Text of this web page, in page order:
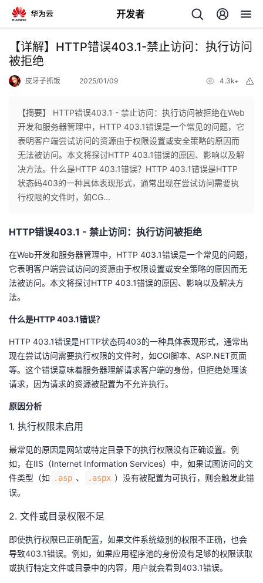
开发者
返
回
个
人
主
页
我
的
开
发
者
的
博
我
的
坛
我
圈
子
的
直
播
我
的
活
动
我
的
关
注
我
的
开
发
我
的
Programs
我
的
【详解】HTTP错误403.1-禁止访问：执行访问
被拒绝
皮牙子抓饭 2025/01/09 4.3k+
【摘要】 HTTP错误403.1 - 禁止访问：执行访问被拒绝在Web
开发和服务器管理中，HTTP 403.1错误是一个常见的问题，它
表明客户端尝试访问的资源由于权限设置或安全策略的原因而
无法被访问。本文将探讨HTTP 403.1错误的原因、影响以及解
决方法。什么是HTTP 403.1错误？HTTP 403.1错误是HTTP
状态码403的一种具体表现形式，通常出现在尝试访问需要执
行权限的文件时，如CG...
HTTP错误403.1 - 禁止访问：执行访问被拒绝
在Web开发和服务器管理中，HTTP 403.1错误是一个常见的问题，
它表明客户端尝试访问的资源由于权限设置或安全策略的原因而无
法被访问。本文将探讨HTTP 403.1错误的原因、影响以及解决方
法。
什么是HTTP 403.1错误？
HTTP 403.1错误是HTTP状态码403的一种具体表现形式，通常出
现在尝试访问需要执行权限的文件时，如CGI脚本、ASP.NET页面
等。这个错误意味着服务器理解请求客户端的身份，但拒绝处理该
请求，因为请求的资源被配置为不允许执行。
原因分析
1. 执行权限未启用
最常见的原因是网站或特定目录下的执行权限没有正确设置。例
如，在IIS（Internet Information Services）中，如果试图访问的文
件类型（如​
​.asp​ ​、​ ​.aspx​ ​）没有被配置为可执行，则会触发此错
误。
2. 文件或目录权限不足
即使执行权限已正确配置，如果文件系统级别的权限不正确，也会
导致403.1错误。例如，如果应用程序池的身份没有足够的权限读取
或执行特定文件或目录中的内容，用户就会看到403.1错误。